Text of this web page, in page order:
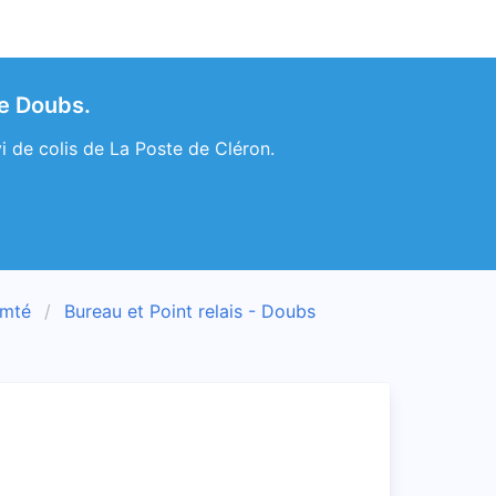
Doubs.
de colis de La Poste de Cléron.
Bureau et Point relais - Doubs